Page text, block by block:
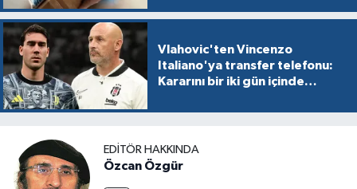
Vlahovic'ten Vincenzo
Italiano'ya transfer telefonu:
Kararını bir iki gün içinde
EDITÖR HAKKINDA
Özcan Özgür